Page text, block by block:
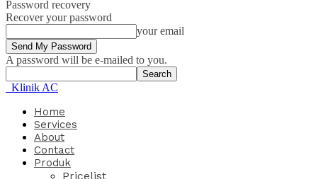
Password recovery
Recover your password
your email
A password will be e-mailed to you.
Klinik AC
Home
Services
About
Contact
Produk
Pricelist